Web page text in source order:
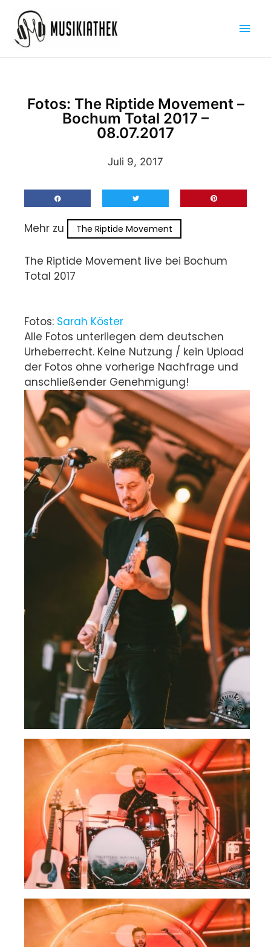
Inhalt
springen
Fotos: The Riptide Movement –
Bochum Total 2017 –
08.07.2017
Juli 9, 2017
Mehr zu The Riptide Movement
The Riptide Movement live bei Bochum
Total 2017
Fotos: Sarah Köster
Alle Fotos unterliegen dem deutschen
Urheberrecht. Keine Nutzung / kein Upload
der Fotos ohne vorherige Nachfrage und
anschließender Genehmigung!